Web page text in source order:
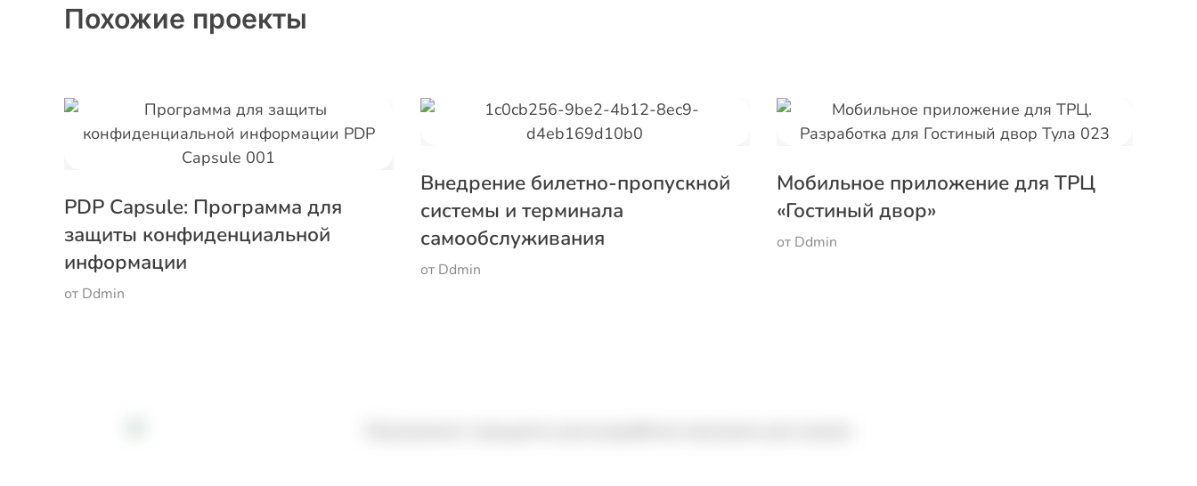
Похожие проекты
PDP Capsule: Программа для
защиты конфиденциальной
информации
от Ddmin
Внедрение билетно-пропускной
системы и терминала
самообслуживания
от Ddmin
Мобильное приложение для ТРЦ
«Гостиный двор»
от Ddmin